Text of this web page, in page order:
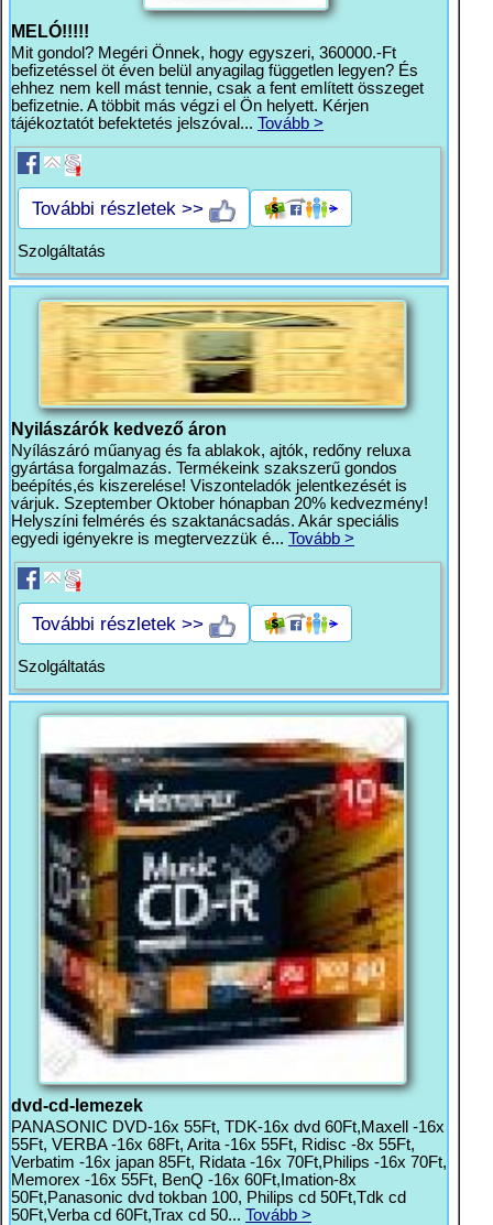
MELÓ!!!!!
Mit gondol? Megéri Önnek, hogy egyszeri, 360000.-Ft
befizetéssel öt éven belül anyagilag független legyen? És
ehhez nem kell mást tennie, csak a fent említett összeget
befizetnie. A többit más végzi el Ön helyett. Kérjen
tájékoztatót befektetés jelszóval... Tovább >
További részletek >>
Szolgáltatás
Nyilászárók kedvező áron
Nyílászáró műanyag és fa ablakok, ajtók, redőny reluxa
gyártása forgalmazás. Termékeink szakszerű gondos
beépítés,és kiszerelése! Viszonteladók jelentkezését is
várjuk. Szeptember Oktober hónapban 20% kedvezmény!
Helyszíni felmérés és szaktanácsadás. Akár speciális
egyedi igényekre is megtervezzük é... Tovább >
További részletek >>
Szolgáltatás
dvd-cd-lemezek
PANASONIC DVD-16x 55Ft, TDK-16x dvd 60Ft,Maxell -16x
55Ft, VERBA -16x 68Ft, Arita -16x 55Ft, Ridisc -8x 55Ft,
Verbatim -16x japan 85Ft, Ridata -16x 70Ft,Philips -16x 70Ft,
Memorex -16x 55Ft, BenQ -16x 60Ft,Imation-8x
50Ft,Panasonic dvd tokban 100, Philips cd 50Ft,Tdk cd
50Ft,Verba cd 60Ft,Trax cd 50... Tovább >